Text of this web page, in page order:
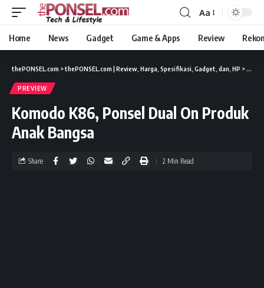
Aa
Home News Gadget Game & Apps Review
thePONSEL.com >thePONSEL.com | Review, Harga, Spesifikasi, Gadget, dan, HP >
PREVIEW
Komodo K86, Ponsel Dual On Produk
Anak Bangsa
Share 2 Min Read